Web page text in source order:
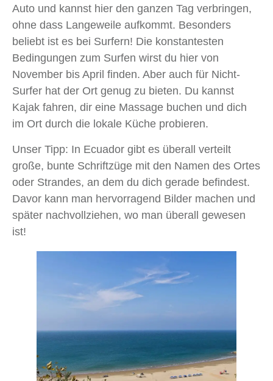
Auto und kannst hier den ganzen Tag verbringen,
ohne dass Langeweile aufkommt. Besonders
beliebt ist es bei Surfern! Die konstantesten
Bedingungen zum Surfen wirst du hier von
November bis April finden. Aber auch für Nicht-
Surfer hat der Ort genug zu bieten. Du kannst
Kajak fahren, dir eine Massage buchen und dich
im Ort durch die lokale Küche probieren.
Unser Tipp: In Ecuador gibt es überall verteilt
große, bunte Schriftzüge mit den Namen des Ortes
oder Strandes, an dem du dich gerade befindest.
Davor kann man hervorragend Bilder machen und
später nachvollziehen, wo man überall gewesen
ist!